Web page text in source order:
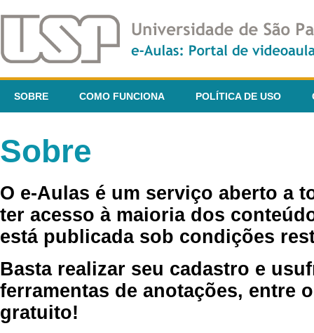
SOBRE COMO FUNCIONA POLÍTICA DE USO
Sobre
O e-Aulas é um serviço aberto a
ter acesso à maioria dos
está publicada sob condições
Basta realizar seu cadastro e
ferramentas de anotações, entre
gratuito!